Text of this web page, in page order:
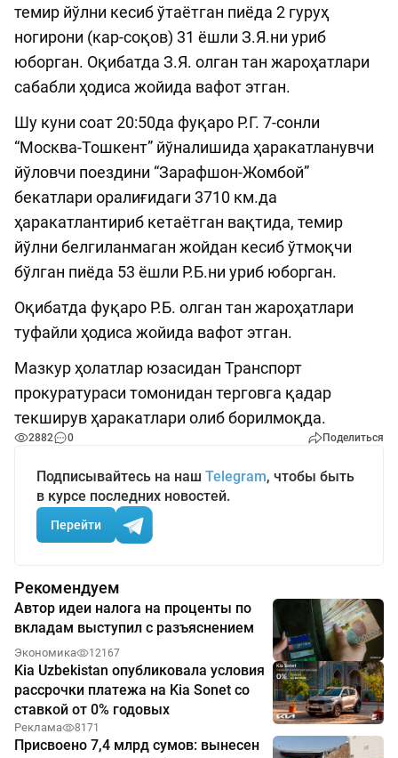
темир йўлни кесиб ўтаётган пиёда 2 гуруҳ
ногирони (кар-соқов) 31 ёшли З.Я.ни уриб
юборган. Оқибатда З.Я. олган тан жароҳатлари
сабабли ҳодиса жойида вафот этган.
Шу куни соат 20:50да фуқаро Р.Г. 7-сонли
“Москва-Тошкент” йўналишида ҳаракатланувчи
йўловчи поездини “Зарафшон-Жомбой”
бекатлари оралиғидаги 3710 км.да
ҳаракатлантириб кетаётган вақтида, темир
йўлни белгиланмаган жойдан кесиб ўтмоқчи
бўлган пиёда 53 ёшли Р.Б.ни уриб юборган.
Оқибатда фуқаро Р.Б. олган тан жароҳатлари
туфайли ҳодиса жойида вафот этган.
Мазкур ҳолатлар юзасидан Транспорт
прокуратураси томонидан терговга қадар
текширув ҳаракатлари олиб борилмоқда.
2882 0 Поделиться
Подписывайтесь на наш Telegram, чтобы быть
в курсе последних новостей.
Перейти
Рекомендуем
Автор идеи налога на проценты по
вкладам выступил с разъяснением
Экономика 12167
Kia Uzbekistan опубликовала условия
рассрочки платежа на Kia Sonet со
ставкой от 0% годовых
Реклама 8171
Присвоено 7,4 млрд сумов: вынесен